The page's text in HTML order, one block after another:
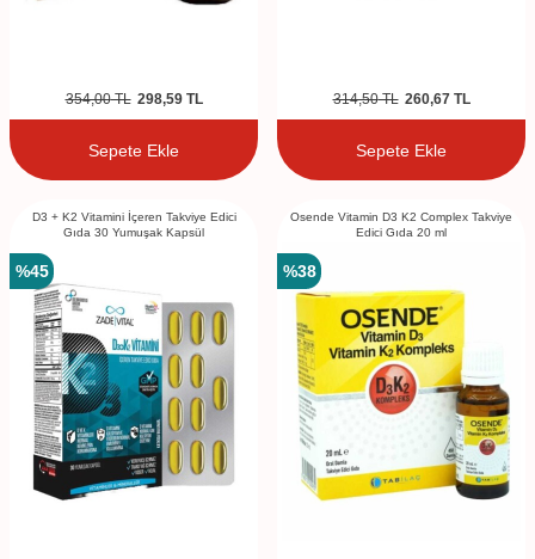
354,00TL 298,59TL
Sepete Ekle
314,50TL 260,67TL
Sepete Ekle
D3 + K2 Vitamini İçeren Takviye Edici
Gıda 30 Yumuşak Kapsül
%45
Osende Vitamin D3 K2 Complex Takviye
Edici Gıda 20 ml
%38